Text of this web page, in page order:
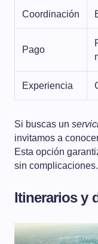
Coordinación
Pago
Experiencia
Si buscas un
invitamos a
Esta opción
sin complicaciones.
Itinerarios y